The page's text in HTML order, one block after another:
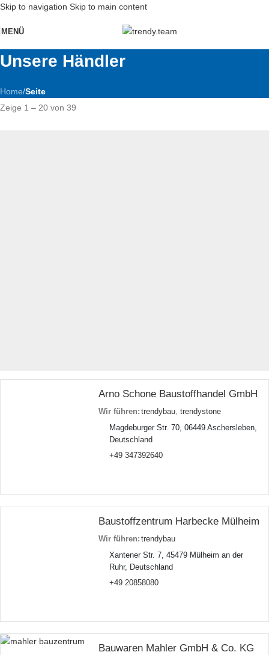
Skip to navigation Skip to main content
MENÜ
Unsere Händler
Home/Seite
Zeige 1 – 20 von 39
Arno Schone Baustoffhandel GmbH
Wir führen: trendybau,trendystone
Magdeburger Str. 70, 06449 Aschersleben,
Deutschland
+49 347392640
Baustoffzentrum Harbecke Mülheim
Wir führen: trendybau
Xantener Str. 7, 45479 Mülheim an der
Ruhr, Deutschland
+49 20858080
Bauwaren Mahler GmbH & Co. KG